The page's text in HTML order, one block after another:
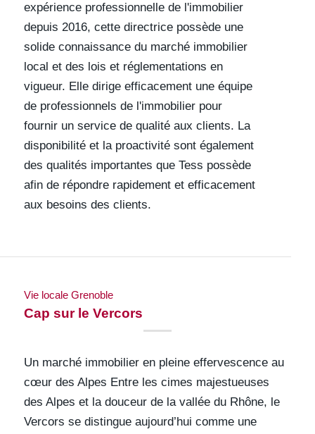
expérience professionnelle de l'immobilier
depuis 2016, cette directrice possède une
solide connaissance du marché immobilier
local et des lois et réglementations en
vigueur. Elle dirige efficacement une équipe
de professionnels de l'immobilier pour
fournir un service de qualité aux clients. La
disponibilité et la proactivité sont également
des qualités importantes que Tess possède
afin de répondre rapidement et efficacement
aux besoins des clients.
Vie locale Grenoble
Cap sur le Vercors
Un marché immobilier en pleine effervescence au
cœur des Alpes Entre les cimes majestueuses
des Alpes et la douceur de la vallée du Rhône, le
Vercors se distingue aujourd’hui comme une